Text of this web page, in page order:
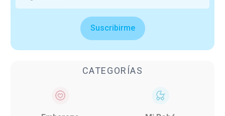
Suscribirme
CATEGORÍAS